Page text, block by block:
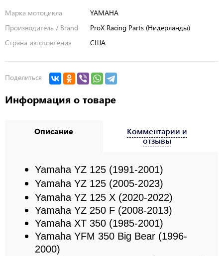
Марка мотоцикла
YAMAHA
Производитель / Brand
ProX Racing Parts (Нидерланды)
Страна изготовления
США
Поделиться
Информация о товаре
Описание
Yamaha YZ 125 (1991-2001)
Yamaha YZ 125 (2005-2023)
Yamaha YZ 125 X (2020-2022)
Yamaha YZ 250 F (2008-2013)
Yamaha XT 350 (1985-2001)
Yamaha YFM 350 Big Bear (1996-
2000)
Комментарии и
отзывы